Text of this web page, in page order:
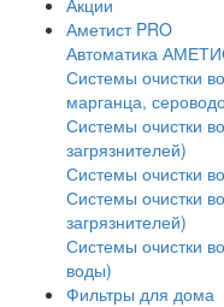
Акции
Аметист PRO
Автоматика
Системы очистки
марганца,
Системы очистки
загрязнителей)
Системы очистки
Системы очистки
загрязнителей)
Системы очистки
воды)
Фильтры для дома